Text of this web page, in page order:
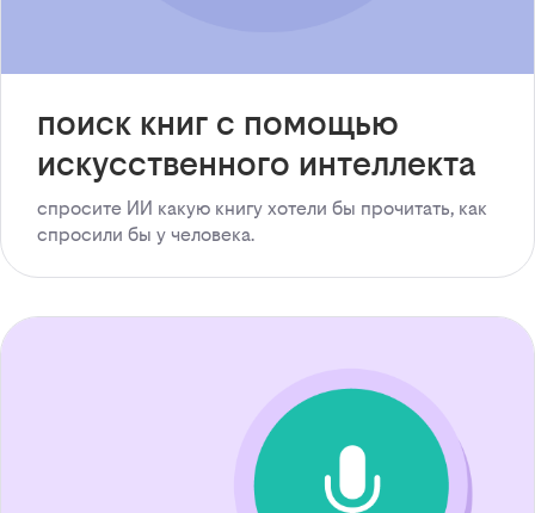
поиск книг с помощью
искусственного интеллекта
спросите ИИ какую книгу хотели бы прочитать, как
спросили бы у человека.